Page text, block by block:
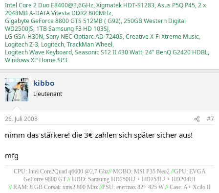
Intel Core 2 Duo E8400@3,6GHz, Xigmatek HDT-S1283, Asus P5Q P45, 2 x
2048MB A-DATA Vitesta DDR2 800MHz,
Gigabyte GeForce 8800 GTS 512MB ( G92), 250GB Western Digital
WD2500JS, 1TB Samsung F3 HD 103SJ,
LG GSA-H30N, Sony NEC Optiarc AD-7240S, Creative X-Fi Xtreme Music,
Logitech Z-3, Logitech, TrackMan Wheel,
Logitech Wave Keyboard, Seasonic S12 II 430 Watt, 24" BenQ G2420 HDBL,
Windows XP Home SP3
kibbo
Lieutenant
26. Juli 2008 #7
nimm das stärkere! die 3€ zahlen sich später sicher aus!
mfg
CPU: Intel Core2Quad q6600 @2,7 Ghz//MOBO: MSI P35 Neo2 //GPU: EVGA
GeForce 9800 GT //HDD: Samsung HD250HJ + HD753LJ + HD204UI
//RAM: 8 GB Corsair xms2 800 Mhz //PSU: enermax 82+ 425 W //Case: A+ Xcilo II